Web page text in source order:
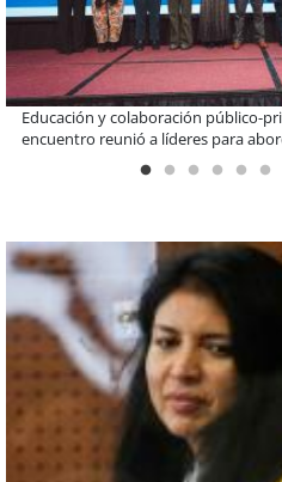
Llaman a interiorizarse de los
informado al SAE